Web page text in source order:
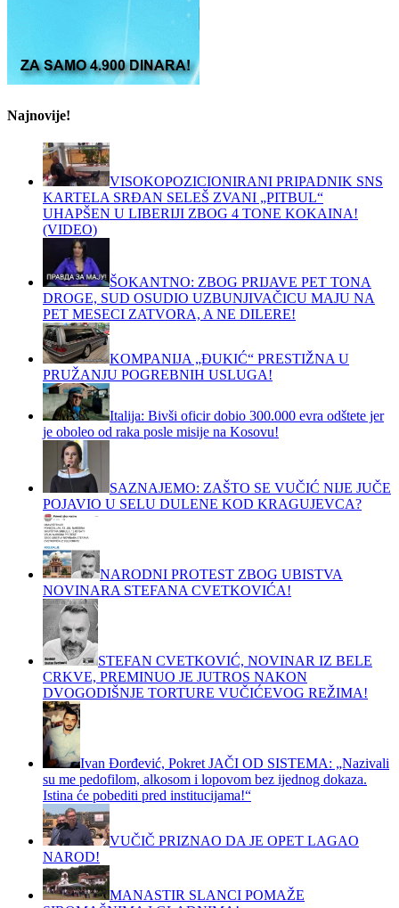
Najnovije!
VISOKOPOZICIONIRANI PRIPADNIK SNS
KARTELA SRĐAN SELEŠ ZVANI „PITBUL“
UHAPŠEN U LIBERIJI ZBOG 4 TONE KOKAINA!
(VIDEO)
ŠOKANTNO: ZBOG PRIJAVE PET TONA
DROGE, SUD OSUDIO UZBUNJIVAČICU MAJU NA
PET MESECI ZATVORA, A NE DILERE!
KOMPANIJA „ĐUKIĆ“ PRESTIŽNA U
PRUŽANJU POGREBNIH USLUGA!
Italija: Bivši oficir dobio 300.000 evra odštete jer
je oboleo od raka posle misije na Kosovu!
SAZNAJEMO: ZAŠTO SE VUČIĆ NIJE JUČE
POJAVIO U SELU DULENE KOD KRAGUJEVCA?
NARODNI PROTEST ZBOG UBISTVA
NOVINARA STEFANA CVETKOVIĆA!
STEFAN CVETKOVIĆ, NOVINAR IZ BELE
CRKVE, PREMINUO JE JUTROS NAKON
DVOGODIŠNJE TORTURE VUČIĆEVOG REŽIMA!
Ivan Đorđević, Pokret JAČI OD SISTEMA: „Nazivali
su me pedofilom, alkosom i lopovom bez ijednog dokaza.
Istina će pobediti pred institucijama!“
VUČIČ PRIZNAO DA JE OPET LAGAO
NAROD!
MANASTIR SLANCI POMAŽE